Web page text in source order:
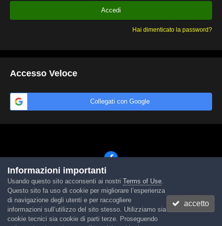
Accedi
Hai dimenticato la password?
Accesso Veloce
Collegati con Google
Lingua Tema Contattaci Cookies
Powered by Invision Community
Informazioni importanti
Usando questo sito acconsenti ai nostri Terms of Use.
Questo sito fa uso di cookie per migliorare l’esperienza
di navigazione degli utenti e per raccogliere
informazioni sull’utilizzo del sito stesso. Utilizziamo sia
cookie tecnici sia cookie di parti terze. Proseguendo
accetto